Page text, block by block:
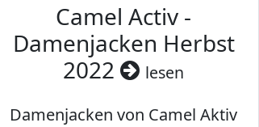
Camel Activ -
Damenjacken Herbst
2022
lesen
Damenjacken von Camel Aktiv